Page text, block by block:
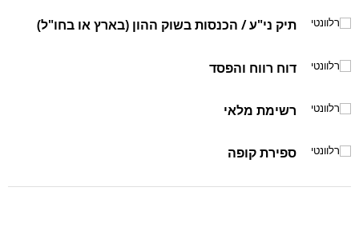
Untitled
רלוונטי תיק ני"ע / הכנסות בשוק ההון (בארץ או בחו"ל)
Untitled
רלוונטי דוח רווח והפסד
Untitled
רלוונטי רשימת מלאי
Untitled
רלוונטי ספירת קופה